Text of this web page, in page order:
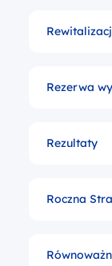
Rezerwa
Środki w
Rezultaty
Roczna
Liczba